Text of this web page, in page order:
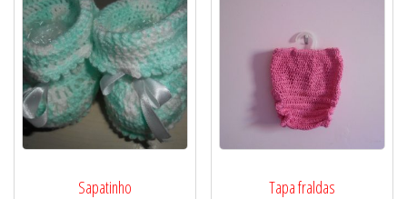
Sapatinho
Tapa fraldas